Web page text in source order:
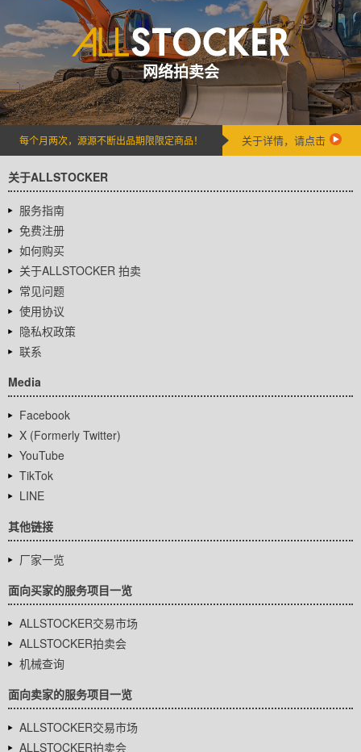
网络拍卖会
每个月两次，源源不断出品期限限定商品！ 关于详情，请点击
关于ALLSTOCKER
服务指南
免费注册
如何购买
关于ALLSTOCKER 拍卖
常见问题
使用协议
隐私权政策
联系
Media
Facebook
X (Formerly Twitter)
YouTube
TikTok
LINE
其他链接
厂家一览
面向买家的服务项目一览
ALLSTOCKER交易市场
ALLSTOCKER拍卖会
机械查询
面向卖家的服务项目一览
ALLSTOCKER交易市场
ALLSTOCKER拍卖会